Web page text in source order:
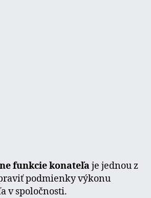
funkcie konateľaje jednou z
podmienky výkonu
v spoločnosti.